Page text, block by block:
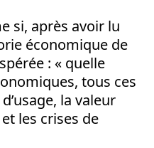
si, après avoir lu
économique de
: « quelle
tous ces
la valeur
les crises de